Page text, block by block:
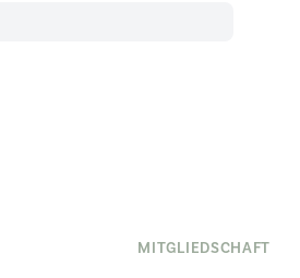
MITGLIEDSCHAFT